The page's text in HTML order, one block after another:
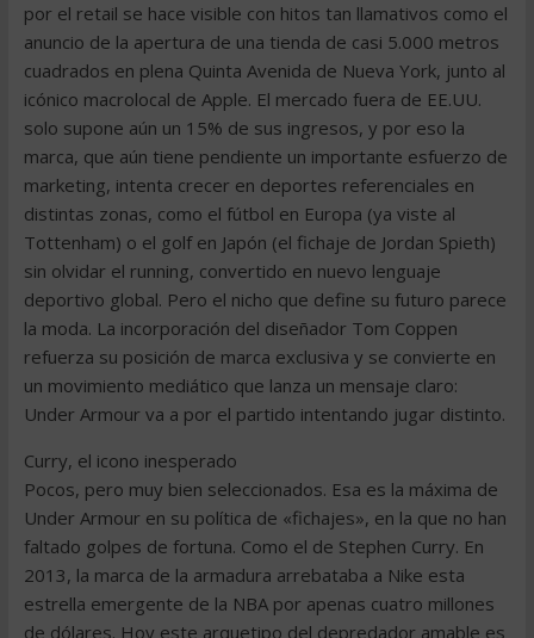
por el retail se hace visible con hitos tan llamativos como el
anuncio de la apertura de una tienda de casi 5.000 metros
cuadrados en plena Quinta Avenida de Nueva York, junto al
icónico macrolocal de Apple. El mercado fuera de EE.UU.
solo supone aún un 15% de sus ingresos, y por eso la
marca, que aún tiene pendiente un importante esfuerzo de
marketing, intenta crecer en deportes referenciales en
distintas zonas, como el fútbol en Europa (ya viste al
Tottenham) o el golf en Japón (el fichaje de Jordan Spieth)
sin olvidar el running, convertido en nuevo lenguaje
deportivo global. Pero el nicho que define su futuro parece
la moda. La incorporación del diseñador Tom Coppen
refuerza su posición de marca exclusiva y se convierte en
un movimiento mediático que lanza un mensaje claro:
Under Armour va a por el partido intentando jugar distinto.
Curry, el icono inesperado
Pocos, pero muy bien seleccionados. Esa es la máxima de
Under Armour en su política de «fichajes», en la que no han
faltado golpes de fortuna. Como el de Stephen Curry. En
2013, la marca de la armadura arrebataba a Nike esta
estrella emergente de la NBA por apenas cuatro millones
de dólares. Hoy este arquetipo del depredador amable es